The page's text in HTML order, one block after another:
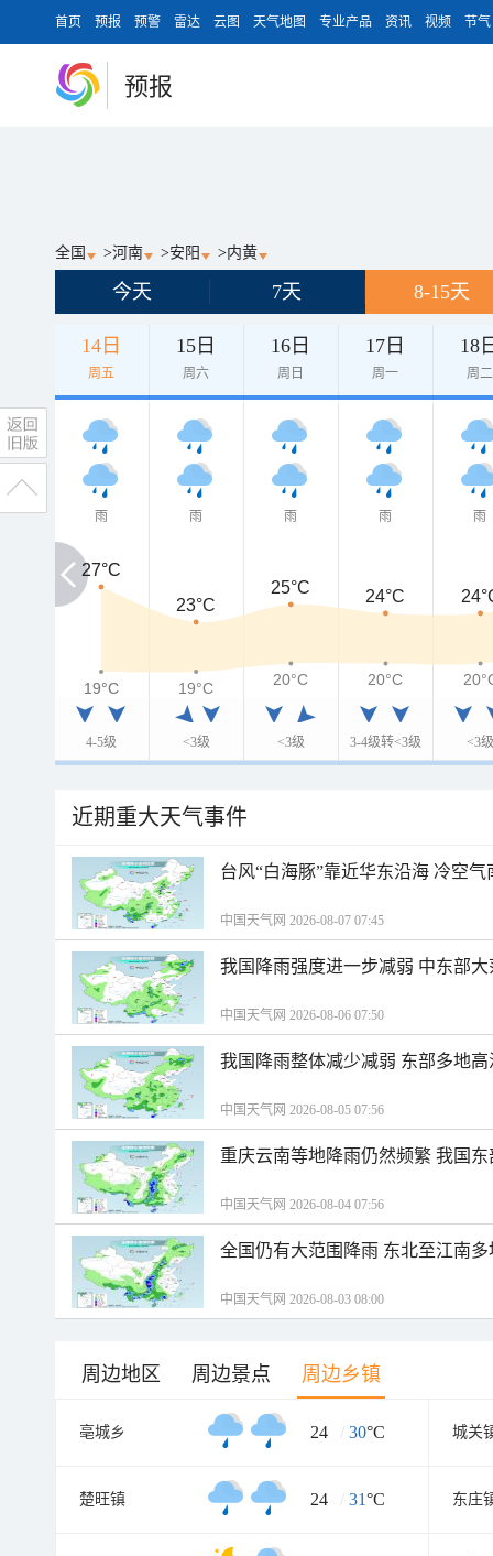
首页 预报 预警 雷达 云图 天气地图 专业产品 资讯 视频 节气
预报
全国 >河南 >安阳 >内黄
今天 7天 8-15天
14日
周五
15日
周六
16日
周日
17日
周一
18
周二
雨
4-5级
雨
<3级
雨
<3级
雨
3-4级转<3级
雨
<3级
27°C
27°C
23°C
25°C 24°C
19°C
19°C 19°C 20°C 20°C
近期重大天气事件
台风“白海豚”靠近华东沿海 冷空
中国天气网 2026-08-07 07:45
我国降雨强度进一步减弱 中东部
中国天气网 2026-08-06 07:50
我国降雨整体减少减弱 东部多地
中国天气网 2026-08-05 07:56
重庆云南等地降雨仍然频繁 我国
中国天气网 2026-08-04 07:56
全国仍有大范围降雨 东北至江南
中国天气网 2026-08-03 08:00
周边地区 周边景点 周边乡镇
亳城乡 24 / 30°C 城关
楚旺镇 24 / 31°C 东庄